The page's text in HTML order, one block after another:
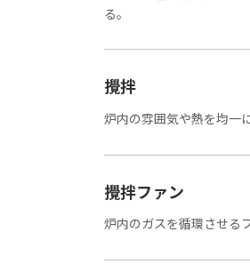
る。
攪拌
炉内の雰囲気や熱を均一
攪拌ファン
炉内のガスを循環させる